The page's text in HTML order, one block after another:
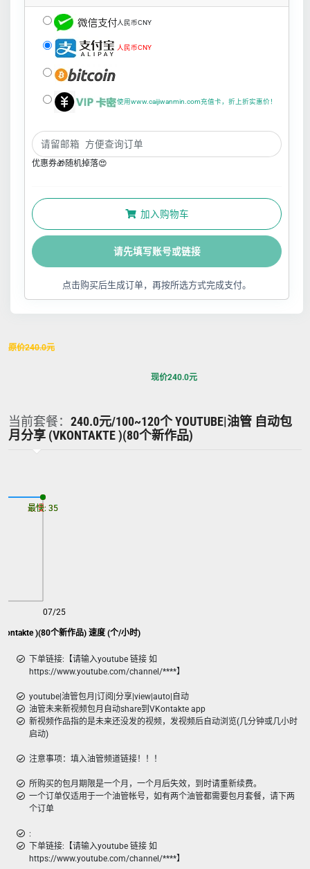
人民币CNY
人民币CNY
使用www.caijiwanmin.com充值卡，折上折实惠价！
优惠券🎁随机掉落😍
加入购物车
请先填写账号或链接
点击购买后生成订单，再按所选方式完成支付。
原价240.0元
现价240.0元
当前套餐： 240.0元/100~120个 YOUTUBE|油管 自动包
月分享 (VKONTAKTE )(80个新作品)
)(80个新作品) 速度 (个/小时)
07/25
最慢: 35
最快: 35
下单链接:【请输入youtube 链接 如
https://www.youtube.com/channel/****】
youtube|油管包月|订阅|分享|view|auto|自动
油管未来新视频包月自动share到VKontakte app
新视频作品指的是未来还没发的视频，发视频后自动浏览(几分钟或几小时
启动)
注意事项：填入油管频道链接！！！
所购买的包月期限是一个月，一个月后失效，到时请重新续费。
一个订单仅适用于一个油管帐号，如有两个油管都需要包月套餐，请下两
个订单
:
下单链接:【请输入youtube 链接 如
https://www.youtube.com/channel/****】